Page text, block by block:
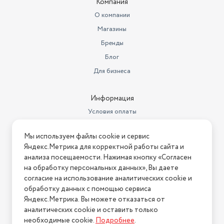
1 год
17
22
04.08.2023
Дата окончания действия
Компания
О компании
Магазины
Бренды
Блог
Для бизнеса
Информация
Условия оплаты
Условия возврата
Нашли ошибку на сайте? Напишите нам
2026 © Интернет-магазин "АстМаркет". У нас есть всё!
Политика конфиденциальности
Мы используем файлы cookie и сервис
Яндекс.Метрика для корректной работы сайта и
анализа посещаемости. Нажимая кнопку «Согласен
на обработку персональных данных», Вы даете
согласие на использование аналитических cookie и
обработку данных с помощью сервиса
Яндекс.Метрика. Вы можете отказаться от
аналитических cookie и оставить только
необходимые cookie.Подробнее.